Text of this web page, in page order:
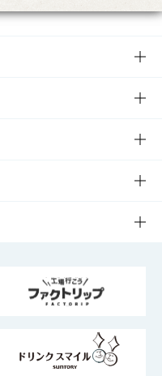
リティ経営